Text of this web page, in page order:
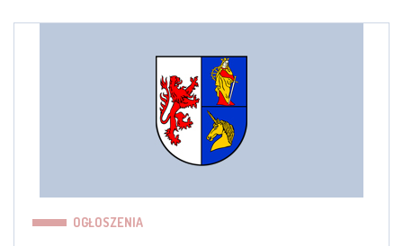
OGŁOSZENIA